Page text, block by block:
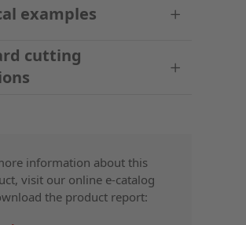
examples
cutting
information about this
visit our online e-catalog
the product report: